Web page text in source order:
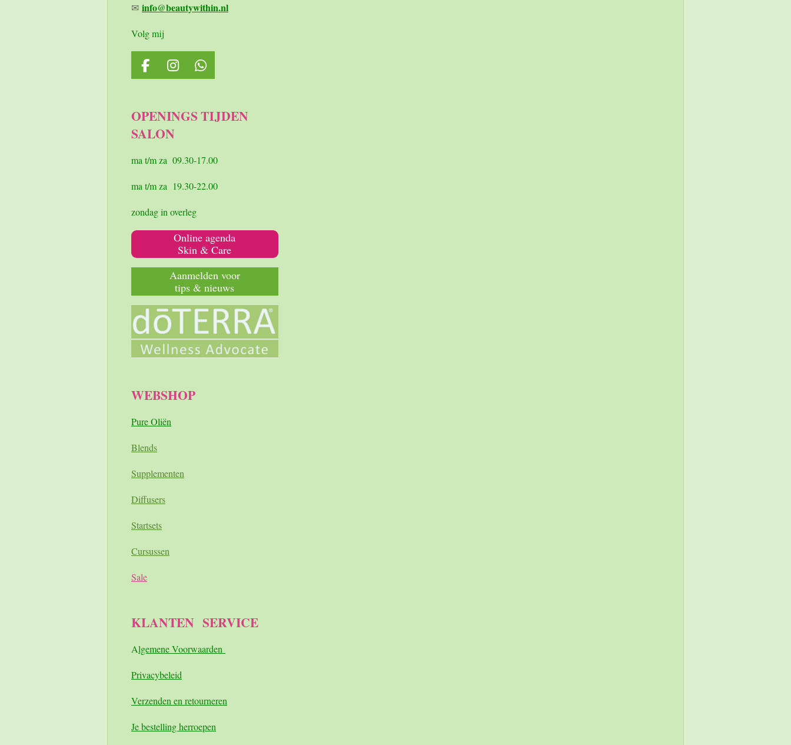
✉ info@beautywithin.nl
Volg mij
F
a
b
o
k
I
n
a
g
a
W
h
s
p
OPENINGS TIJDEN
SALON
ma t/m za 09.30-17.00
ma t/m za 19.30-22.00
zondag in overleg
Online agenda
Skin & Care
Aanmelden voor
tips & nieuws
WEBSHOP
Pure Oliën
Blends
Supplementen
Diffusers
Startsets
Cursussen
Sale
KLANTEN SERVICE
Algemene Voorwaarden
Privacybeleid
Verzenden en retourneren
Je bestelling herroepen